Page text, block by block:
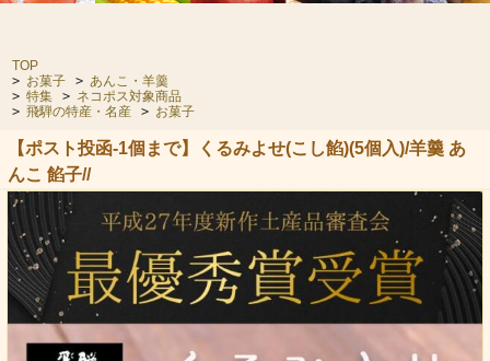
TOP
> お菓子 > あんこ・羊羹
> 特集 > ネコポス対象商品
> 飛騨の特産・名産 > お菓子
【ポスト投函-1個まで】くるみよせ(こし餡)(5個入)/羊羹 あ
んこ 餡子//